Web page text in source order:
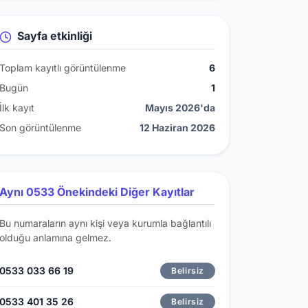
Sayfa etkinliği
Toplam kayıtlı görüntülenme
6
Bugün
1
İlk kayıt
Mayıs 2026'da
Son görüntülenme
12 Haziran 2026
Aynı 0533 Önekindeki Diğer Kayıtlar
Bu numaraların aynı kişi veya kurumla bağlantılı
olduğu anlamına gelmez.
0533 033 66 19 Belirsiz
0533 401 35 26 Belirsiz